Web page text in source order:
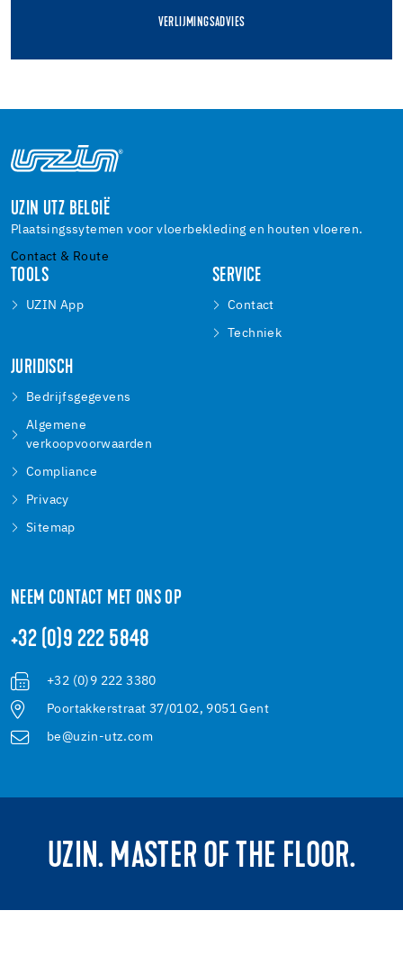
VERLIJMINGSADVIES
UZIN UTZ BELGIË
Plaatsingssytemen voor vloerbekleding en houten vloeren.
Contact & Route
TOOLS
UZIN App
SERVICE
Contact
Techniek
JURIDISCH
Bedrijfsgegevens
Algemene
verkoopvoorwaarden
Compliance
Privacy
Sitemap
NEEM CONTACT MET ONS OP
+32 (0)9 222 5848
+32 (0)9 222 3380
Poortakkerstraat 37/0102, 9051 Gent
be@uzin-utz.com
UZIN. MASTER OF THE FLOOR.